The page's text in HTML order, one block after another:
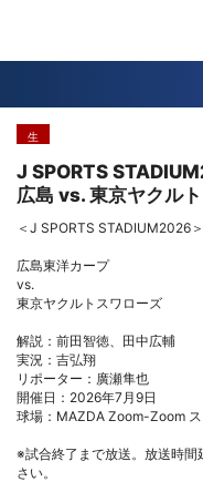
生
J SPORTS
広島 vs. 東京ヤクル
＜J SPORTS STADIUM2026＞
広島東洋カープ
vs.
東京ヤクルトスワローズ
解説：前田智徳、田中広輔
実況：吉弘翔
リポーター：廣瀬隼也
開催日：2026年7月9日
球場：MAZDA Zoom-Zoom
※試合終了まで放送。放送時
さい。